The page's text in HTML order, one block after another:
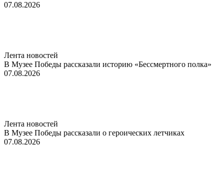
07.08.2026
Лента новостей
В Музее Победы рассказали историю «Бессмертного полка»
07.08.2026
Лента новостей
В Музее Победы рассказали о героических летчиках
07.08.2026